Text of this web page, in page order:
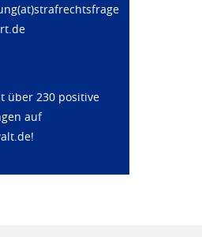
über 230 positive
auf
!